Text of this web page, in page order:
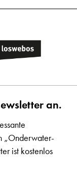
an.
„Onderwater-
ist kostenlos